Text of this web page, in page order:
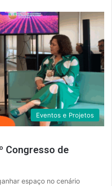
Eventos e Projetos
Congresso de
espaço no cenário